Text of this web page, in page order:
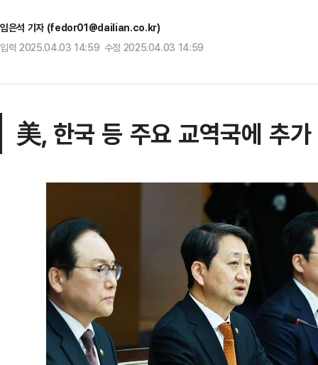
임은석 기자 (fedor01@dailian.co.kr)
입력 2025.04.03 14:59 수정 2025.04.03 14:59
美, 한국 등 주요 교역국에 추